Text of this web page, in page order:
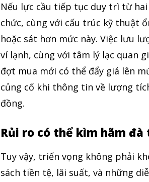
Nếu lực cầu tiếp tục duy trì từ
chức, cùng với cấu trúc kỹ thuật
hoặc sát hơn mức này. Việc lưu
ví lạnh, cùng với tâm lý lạc quan
đợt mua mới có thể đẩy giá lên
củng cố khi thông tin về lượng
đồng.
Rủi ro có thể kìm hãm đà
Tuy vậy, triển vọng không phải
sách tiền tệ, lãi suất, và những